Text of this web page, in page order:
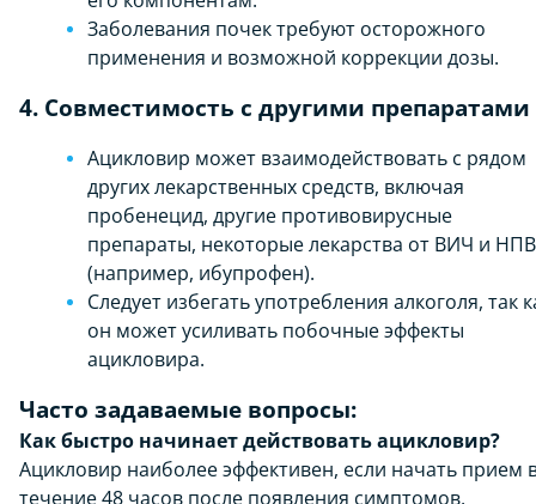
Заболевания почек требуют осторожного
применения и возможной коррекции дозы.
4. Совместимость с другими препаратами
Ацикловир может взаимодействовать с рядом
других лекарственных средств, включая
пробенецид, другие противовирусные
препараты, некоторые лекарства от ВИЧ и
(например, ибупрофен).
Следует избегать употребления алкоголя, так
он может усиливать побочные эффекты
ацикловира.
Часто задаваемые вопросы:
Как быстро начинает действовать ацикловир?
Ацикловир наиболее эффективен, если начать прием
течение 48 часов после появления симптомов.